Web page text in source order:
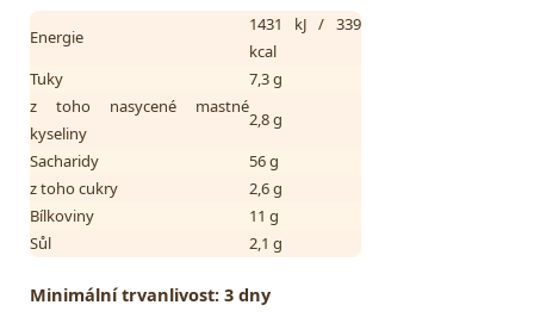
Energie
1431 kJ / 339
kcal
Tuky
7,3 g
z toho nasycené mastné
kyseliny
2,8 g
Sacharidy
56 g
z toho cukry
2,6 g
Bílkoviny
11 g
Sůl
2,1 g
Minimální trvanlivost: 3 dny